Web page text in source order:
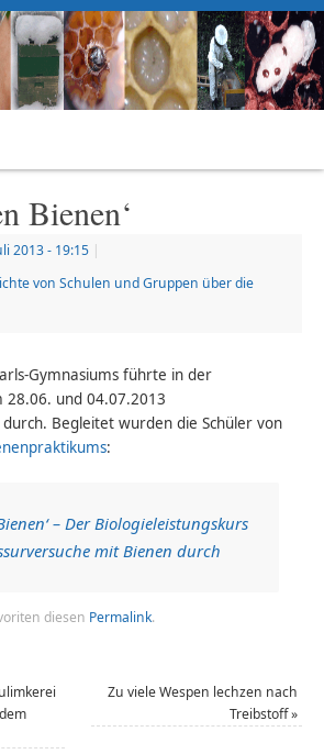
Bienen‘
2013- 19:15 |
von Schulen und Gruppen über die
Gymnasiums führte in der
28.06. und 04.07.2013
Begleitet wurden die Schüler von
:
– Der Biologieleistungskurs
mit Bienen durch
diesen Permalink.
Zu viele Wespen lechzen nach
Treibstoff»